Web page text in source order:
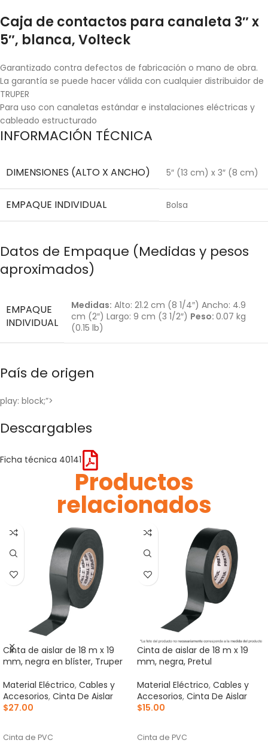
Caja de contactos para canaleta 3″ x
5″, blanca, Volteck
Garantizado contra defectos de fabricación o mano de obra.
La garantía se puede hacer válida con cualquier distribuidor de
TRUPER
Para uso con canaletas estándar e instalaciones eléctricas y
cableado estructurado
INFORMACIÓN TÉCNICA
DIMENSIONES (ALTO X ANCHO) 5″ (13 cm) x 3″ (8 cm)
EMPAQUE INDIVIDUAL Bolsa
Datos de Empaque (Medidas y pesos
aproximados)
EMPAQUE
INDIVIDUAL
Medidas: Alto: 21.2 cm (8 1/4″) Ancho: 4.9
cm (2″) Largo: 9 cm (3 1/2″) Peso: 0.07 kg
(0.15 lb)
País de origen
play: block;”>
Descargables
Ficha técnica 40141
Productos
relacionados
Cinta de aislar de 18 m x 19
mm, negra en blíster, Truper
Material Eléctrico, Cables y
Accesorios, Cinta De Aislar
$27.00
Cinta de PVC
Cinta de aislar de 18 m x 19
mm, negra, Pretul
Material Eléctrico, Cables y
Accesorios, Cinta De Aislar
$15.00
Cinta de PVC